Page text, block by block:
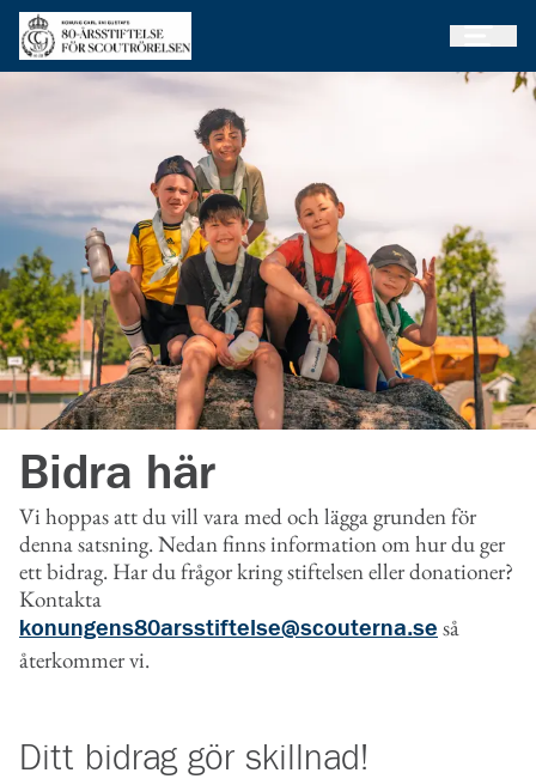
Gå till huvudinnehållet
Bidra här
Vi hoppas att du vill vara med och lägga grunden för
denna satsning. Nedan finns information om hur du ger
ett bidrag. Har du frågor kring stiftelsen eller donationer?
Kontakta
konungens80arsstiftelse@scouterna.se så
återkommer vi.
Ditt bidrag gör skillnad!